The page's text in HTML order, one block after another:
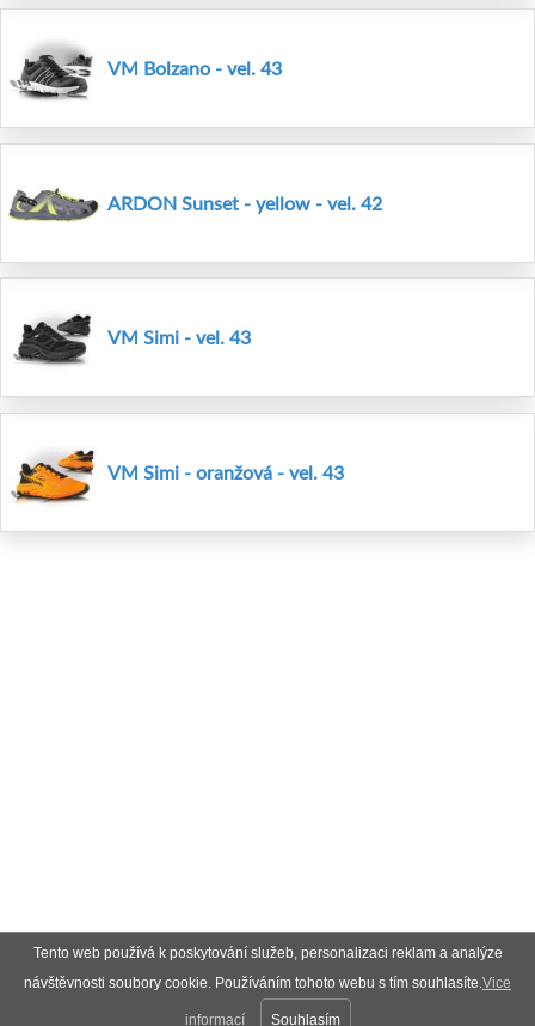
Tento web používá k poskytování služeb, personalizaci reklam a analýze
návštěvnosti soubory cookie. Používáním tohoto webu s tím souhlasíte.Vice
informací Souhlasím
VM Bolzano - vel. 43
ARDON Sunset - yellow - vel. 42
VM Simi - vel. 43
VM Simi - oranžová - vel. 43